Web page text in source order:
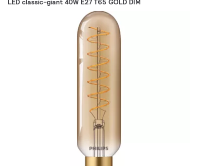
LED classic-giant 40W E27 T65 GOLD DIM